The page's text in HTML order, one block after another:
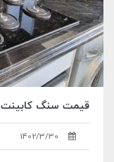
قیمت سنگ کابینت 09121030828 صنایع سنگ
1402/3/30